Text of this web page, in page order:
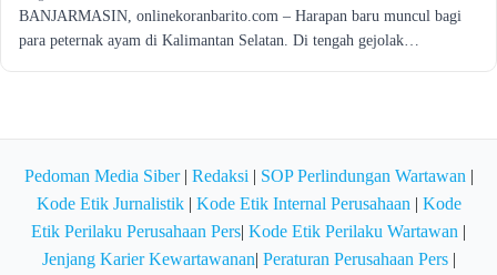
BANJARMASIN, onlinekoranbarito.com – Harapan baru muncul bagi
para peternak ayam di Kalimantan Selatan. Di tengah gejolak…
Pedoman Media Siber| Redaksi | SOP Perlindungan Wartawan |
Kode Etik Jurnalistik| Kode Etik Internal Perusahaan | Kode
Etik Perilaku Perusahaan Pers| Kode Etik Perilaku Wartawan |
Jenjang Karier Kewartawanan| Peraturan Perusahaan Pers|